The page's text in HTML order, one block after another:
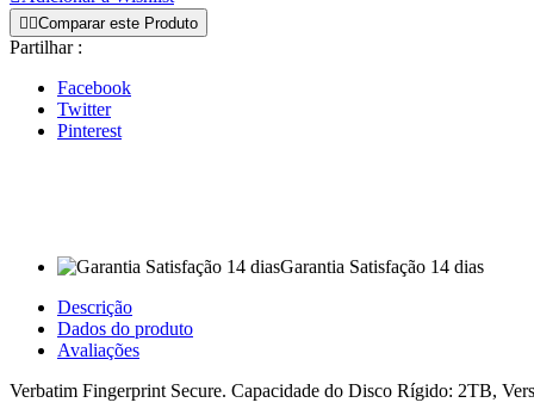
 Comparar este Produto
Partilhar :
Facebook
Twitter
Pinterest
Garantia Satisfação 14 dias
Descrição
Dados do produto
Avaliações
Verbatim Fingerprint Secure. Capacidade do Disco Rígido: 2TB,